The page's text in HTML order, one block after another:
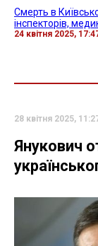
Смерть в
інспекторів,
24 квітня 2025,
28 квітня 2025,
Янукович